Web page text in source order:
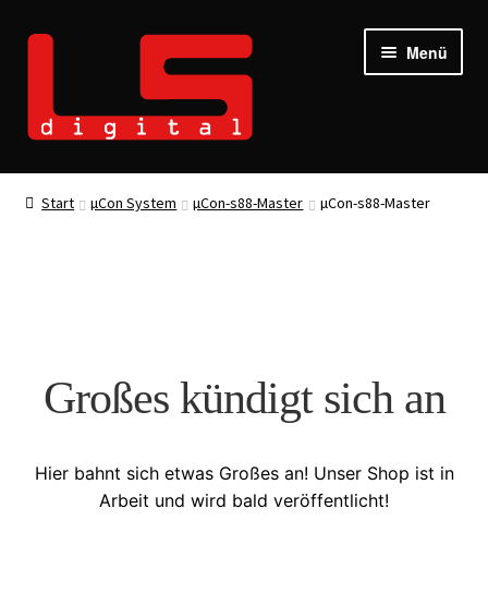
Zur
Zum
Menü
Start µCon System µCon-s88-Master µCon-s88-Master
Großes kündigt sich an
Hier bahnt sich etwas Großes an! Unser Shop ist in
Arbeit und wird bald veröffentlicht!